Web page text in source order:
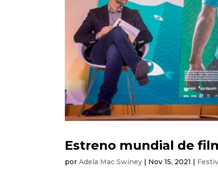
Estreno mundial de
porAdela Mac Swiney | Nov 15, 2021 |